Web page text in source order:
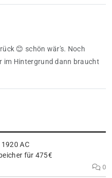
😊 schön wär's. Noch
im Hintergrund dann braucht
AC
für 475€
0